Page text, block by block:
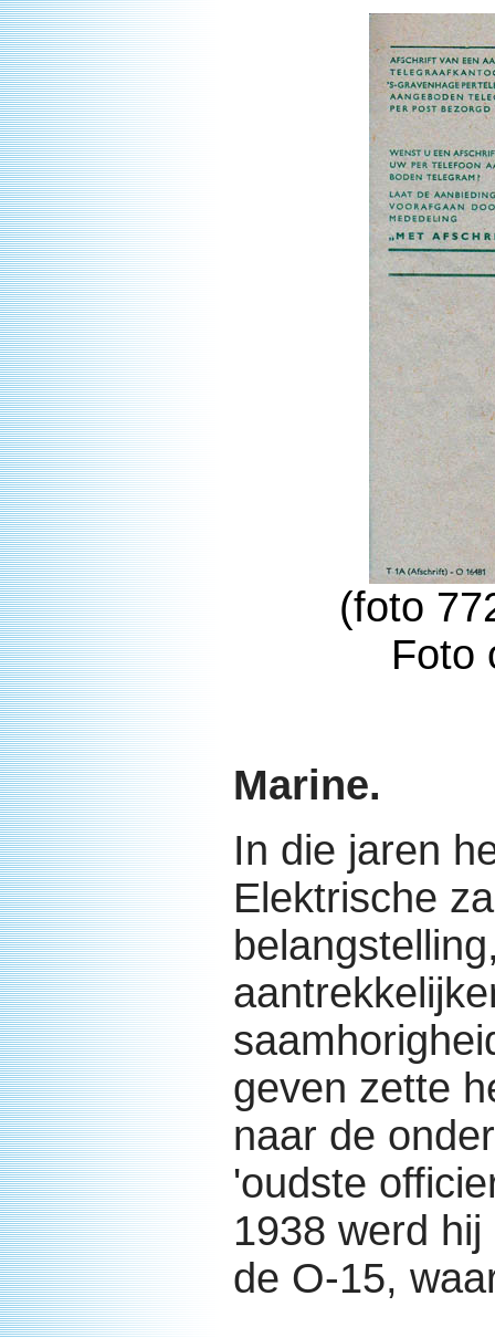
(foto
Foto
Marine.
In die jaren
Elektrische
geven zette
naar de
'oudste
1938 werd
de O-15,